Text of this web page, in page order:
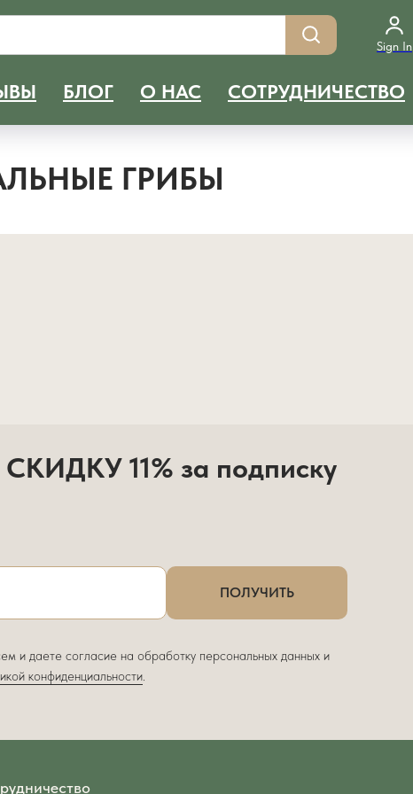
Sign In
БЛОГ О НАС СОТРУДНИЧЕСТВО
ГРИБЫ
11% за подписку
ПОЛУЧИТЬ
и даете согласие на обработку персональных данных и
конфиденциальности.